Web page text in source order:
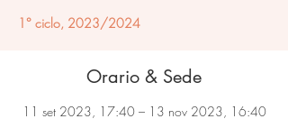
1° ciclo, 2023/2024
Orario & Sede
11 set 2023, 17:40 – 13 nov 2023, 16:40